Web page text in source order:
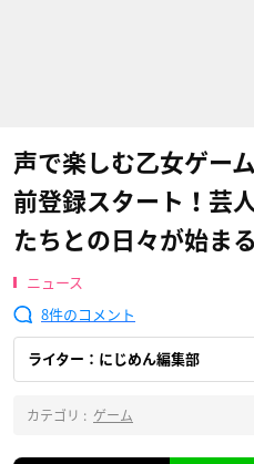
声で楽しむ乙女ゲー
前登録スタート！芸
たちとの日々が始まる
ニュース
8
ライター：にじめん編集部
カテゴリ : ゲーム